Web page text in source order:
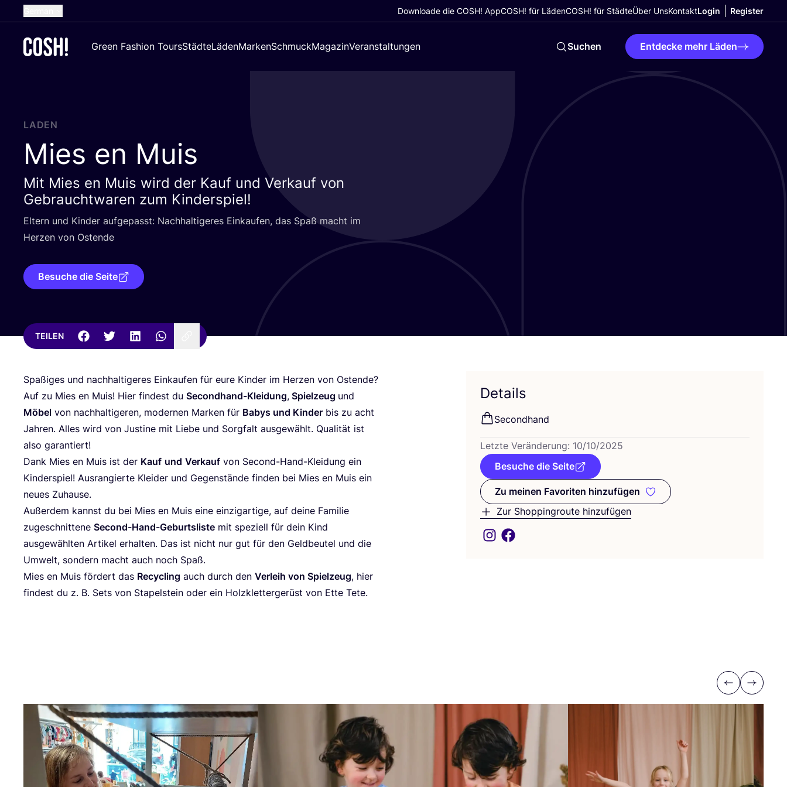
Dutch
Croatian
Downloade die COSH! AppCOSH! für LädenCOSH! für StädteÜber UnsKontaktLogin Register
Green Fashion ToursStädteLädenMarkenSchmuckMagazinVeranstaltungen Suchen Entdecke mehr Läden
LADEN
Mies en Muis
Mit Mies en Muis wird der Kauf und Verkauf von
Gebrauchtwaren zum Kinderspiel!
Eltern und Kin­der auf­ge­passt: Nach­hal­ti­ge­res Ein­kau­fen, das Spaß macht im
Her­zen von Ostende
Besuche die Seite
TEILEN
Spa­ßi­ges und nach­hal­ti­ge­res Ein­kau­fen für eure Kin­der im Her­zen von Ost­ende?
Auf zu Mies en Muis! Hier fin­dest du Second­hand-Klei­dung, Spiel­zeug und
Möbel von nach­hal­ti­ge­ren, moder­nen Mar­ken für Babys und Kin­der bis zu acht
Jah­ren. Alles wird von Jus­ti­ne mit Lie­be und Sorg­falt aus­ge­wählt. Qua­li­tät ist
also garantiert!
Dank Mies en Muis ist der Kauf und Ver­kauf von Second-Hand-Klei­dung ein
Kin­der­spiel! Aus­ran­gier­te Klei­der und Gegen­stän­de fin­den bei Mies en Muis ein
neu­es Zuhause.
Außer­dem kannst du bei Mies en Muis eine ein­zig­ar­ti­ge, auf dei­ne Fami­lie
zuge­schnit­te­ne Second-Hand-Geburts­lis­te mit spe­zi­ell für dein Kind
aus­ge­wähl­ten Arti­kel erhal­ten. Das ist nicht nur gut für den Geld­beu­tel und die
Umwelt, son­dern macht auch noch Spaß.
Mies en Muis för­dert das Recy­cling auch durch den Ver­leih von Spiel­zeug, hier
fin­dest du z. B. Sets von Sta­pel­stein oder ein Holz­klet­ter­ge­rüst von Ette Tete.
Details
Second­hand
Letz­te Ver­än­de­rung: 10/10/2025
Besuche die Seite
Zu meinen Favoriten hinzufügen
Zu meinen Favoriten hinzufügen
Zur Shoppingroute hinzufügen
Previous
Next